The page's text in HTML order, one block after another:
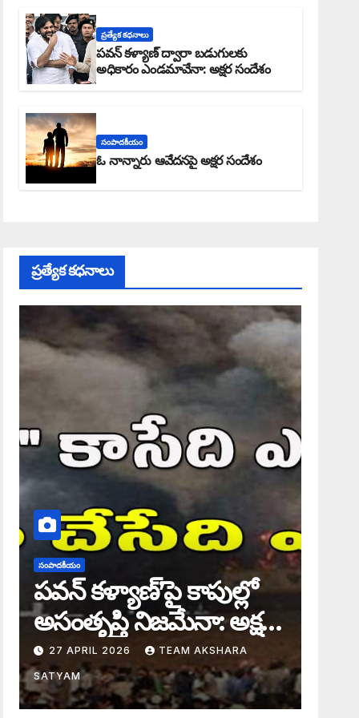
ప్రత్యేక కధనాలు
పవన్ కళ్యాణ్ ద్వారా బడుగులకు
అధికారం ఎండమావేనా: అక్షర సందేశం
సంపాదకీయం
ఓ నాన్నారు ఆవేదనపై అక్షర సందేశం
ప్రత్యేక కధనాలు
సంపాదకీయం
పవన్ కళ్యాణ్’పై కాపుల్లో
అసంతృప్తి నిజమేనా: అక్షర
సందేశం
27 APRIL 2026 TEAM AKSHARA
SATYAM